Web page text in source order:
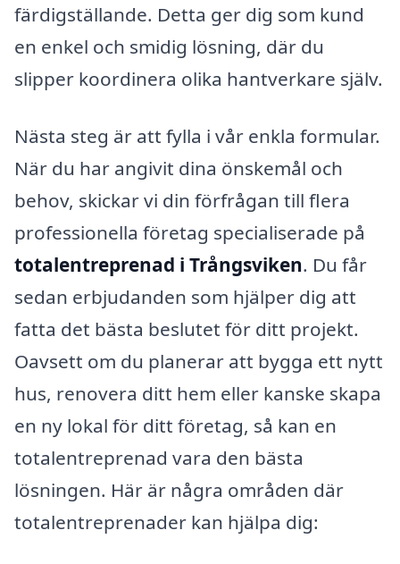
färdigställande. Detta ger dig som kund
en enkel och smidig lösning, där du
slipper koordinera olika hantverkare själv.
Nästa steg är att fylla i vår enkla formular.
När du har angivit dina önskemål och
behov, skickar vi din förfrågan till flera
professionella företag specialiserade på
totalentreprenad i Trångsviken. Du får
sedan erbjudanden som hjälper dig att
fatta det bästa beslutet för ditt projekt.
Oavsett om du planerar att bygga ett nytt
hus, renovera ditt hem eller kanske skapa
en ny lokal för ditt företag, så kan en
totalentreprenad vara den bästa
lösningen. Här är några områden där
totalentreprenader kan hjälpa dig: